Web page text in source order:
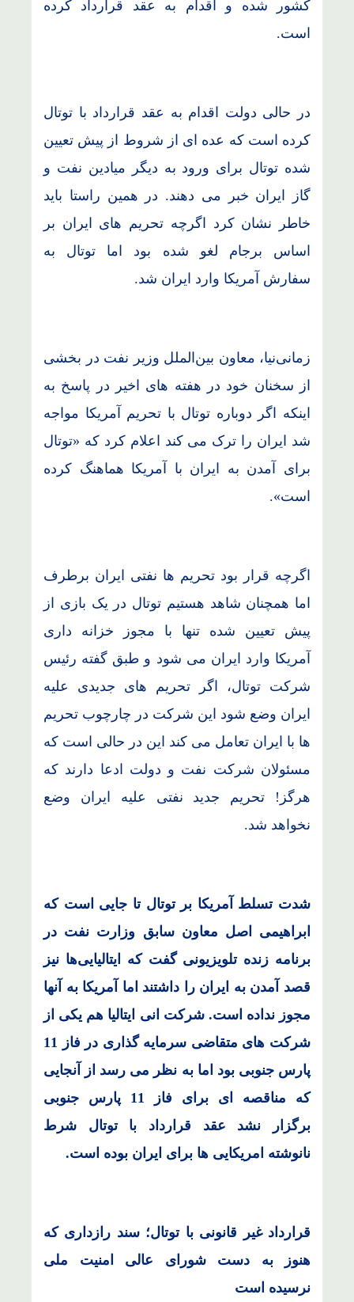
کشور شده و اقدام به عقد قرارداد کرده
است.
در حالی دولت اقدام به عقد قرارداد با توتال
کرده است که عده ای از شروط از پیش تعیین
شده توتال برای ورود به دیگر میادین نفت و
گاز ایران خبر می دهند. در همین راستا باید
خاطر نشان کرد اگرچه تحریم های ایران بر
اساس برجام لغو شده بود اما توتال به
سفارش آمریکا وارد ایران شد.
زمانی‌نیا، معاون بین‌الملل وزیر نفت در بخشی
از سخنان خود در هفته های اخیر در پاسخ به
اینکه اگر دوباره توتال با تحریم آمریکا مواجه
شد ایران را ترک می کند اعلام کرد که «توتال
برای آمدن به ایران با آمریکا هماهنگ کرده
است».
اگرچه قرار بود تحریم ها نفتی ایران برطرف
اما همچنان شاهد هستیم توتال در یک بازی از
پیش تعیین شده تنها با مجوز خزانه داری
آمریکا وارد ایران می شود و طبق گفته رئیس
شرکت توتال، اگر تحریم های جدیدی علیه
ایران وضع شود این شرکت در چارچوب تحریم
ها با ایران تعامل می کند این در حالی است که
مسئولان شرکت نفت و دولت ادعا دارند که
هرگز! تحریم جدید نفتی علیه ایران وضع
نخواهد شد.
شدت تسلط آمریکا بر توتال تا جایی است که
ابراهیمی اصل معاون سابق وزارت نفت در
برنامه زنده تلویزیونی گفت که ایتالیایی‌ها نیز
قصد آمدن به ایران را داشتند اما آمریکا به آنها
مجوز نداده است. شرکت انی ایتالیا هم یکی از
شرکت های متقاضی سرمایه گذاری در فاز 11
پارس جنوبی بود اما به نظر می رسد از آنجایی
که مناقصه ای برای فاز 11 پارس جنوبی
برگزار نشد عقد قرارداد با توتال شرط
نانوشته امریکایی ها برای ایران بوده است.
قرارداد غیر قانونی با توتال؛ سند رازداری که
هنوز به دست شورای عالی امنیت ملی
نرسیده است